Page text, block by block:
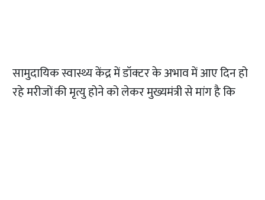
सामुदायिक स्वास्थ्य केंद्र में डॉक्टर के अभाव में आए दिन हो
रहे मरीजों की मृत्यु होने को लेकर मुख्यमंत्री से मांग है कि